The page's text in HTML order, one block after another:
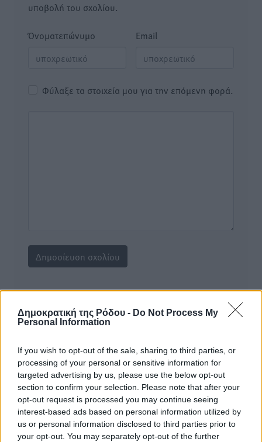
Δημοκρατική της Ρόδου - Do Not Process My
Personal Information
If you wish to opt-out of the sale, sharing to third parties, or
processing of your personal or sensitive information for
targeted advertising by us, please use the below opt-out
section to confirm your selection. Please note that after your
opt-out request is processed you may continue seeing
interest-based ads based on personal information utilized by
us or personal information disclosed to third parties prior to
your opt-out. You may separately opt-out of the further
υποβολή του σχολίου.
Όνοματεπώνυμο Email
Φύλαξε τα στοιχεία μου για την επόμενη φορά.
ιστοσελίδες είναι απαραίτητη η χρήση του παρακάτω
παρεχόμενου συνδέσμου παραπομπής προς το άρθρο
της Δημοκρατικής.